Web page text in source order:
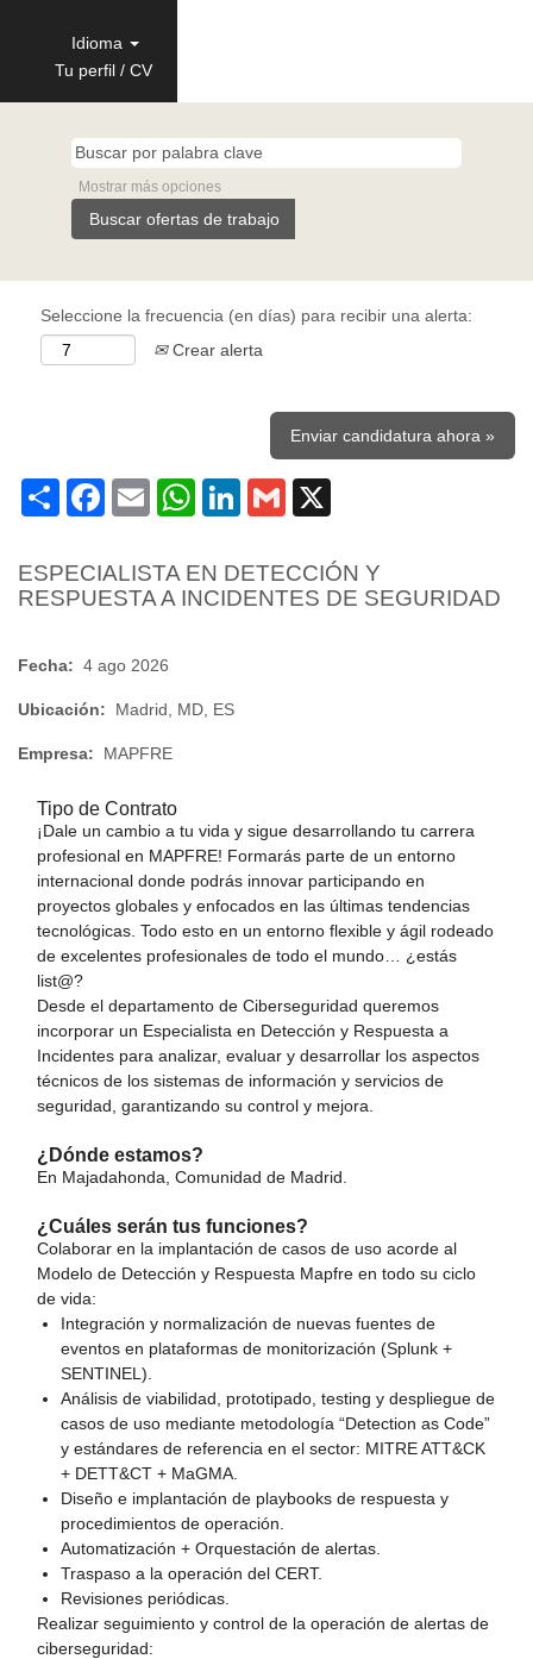
Idioma
Tu perfil / CV
Mostrar más opciones
Seleccione la frecuencia (en días) para recibir una alerta:
Crear alerta
Enviar candidatura ahora »
Share Facebook
Email WhatsAppLinkedInGmail
ESPECIALISTA EN DETECCIÓN Y
RESPUESTA A INCIDENTES DE SEGURIDAD
Fecha: 4 ago 2026
Ubicación: Madrid, MD, ES
Empresa: MAPFRE
Tipo de Contrato
¡Dale un cambio a tu vida y sigue desarrollando tu carrera
profesional en MAPFRE! Formarás parte de un entorno
internacional donde podrás innovar participando en
proyectos globales y enfocados en las últimas tendencias
tecnológicas. Todo esto en un entorno flexible y ágil rodeado
de excelentes profesionales de todo el mundo… ¿estás
list@?
Desde el departamento de Ciberseguridad queremos
incorporar un Especialista en Detección y Respuesta a
Incidentes para analizar, evaluar y desarrollar los aspectos
técnicos de los sistemas de información y servicios de
seguridad, garantizando su control y mejora.
¿Dónde estamos?
En Majadahonda, Comunidad de Madrid.
¿Cuáles serán tus funciones?
Colaborar en la implantación de casos de uso acorde al
Modelo de Detección y Respuesta Mapfre en todo su ciclo
de vida:
Integración y normalización de nuevas fuentes de
eventos en plataformas de monitorización (Splunk +
SENTINEL).
Análisis de viabilidad, prototipado, testing y despliegue de
casos de uso mediante metodología “Detection as Code”
y estándares de referencia en el sector: MITRE ATT&CK
+ DETT&CT + MaGMA.
Diseño e implantación de playbooks de respuesta y
procedimientos de operación.
Automatización + Orquestación de alertas.
Traspaso a la operación del CERT.
Revisiones periódicas.
Realizar seguimiento y control de la operación de alertas de
ciberseguridad: